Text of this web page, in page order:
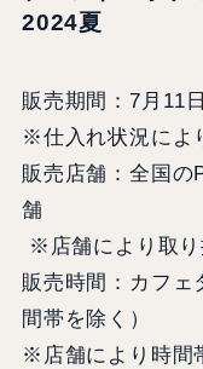
2024夏
販売期間：7月11
※仕入れ状況によ
販売店舗：全国
舗
※店舗により取り
販売時間：カフェ
間帯を除く）
※店舗により時間